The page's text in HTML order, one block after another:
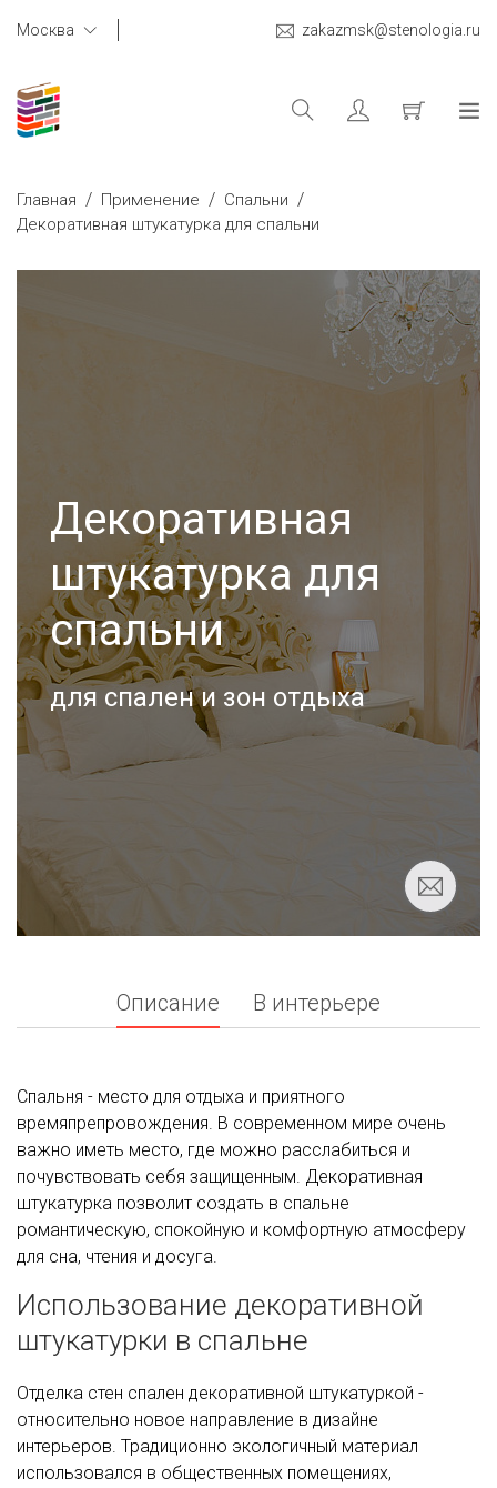
Москва zakazmsk@stenologia.ru
Главная / Применение / Спальни /
Декоративная штукатурка для спальни
Декоративная
штукатурка для
спальни
для спален и зон отдыха
Описание В интерьере
Спальня - место для отдыха и приятного
времяпрепровождения. В современном мире очень
важно иметь место, где можно расслабиться и
почувствовать себя защищенным. Декоративная
штукатурка позволит создать в спальне
романтическую, спокойную и комфортную атмосферу
для сна, чтения и досуга.
Использование декоративной
штукатурки в спальне
Отделка стен спален декоративной штукатуркой -
относительно новое направление в дизайне
интерьеров. Традиционно экологичный материал
использовался в общественных помещениях,